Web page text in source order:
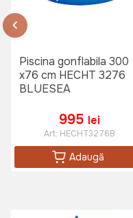
1450 lei
Prelata
225 lei
Piscina gonflabila 300
x76 cm HECHT 3276
BLUESEA
995 lei
Art: HECHT3276B
Adaugă